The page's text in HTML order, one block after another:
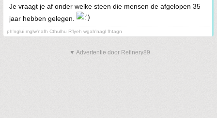
Je vraagt je af onder welke steen die mensen de afgelopen 35
jaar hebben gelegen.
ph'nglui mglw'nafh Cthulhu R'lyeh wgah'nagl fhtagn
▼ Advertentie door Refinery89